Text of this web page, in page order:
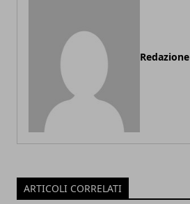
Redazione
ARTICOLI CORRELATI